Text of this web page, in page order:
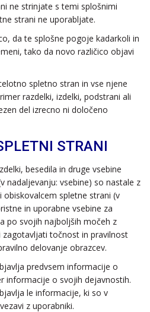
ne strinjate s temi splošnimi
strani ne uporabljate.
da te splošne pogoje kadarkoli in
tako da novo različico objavi
spletno stran in vse njene
razdelki, izdelki, podstrani ali
del izrecno ni določeno
STRANI
besedila in druge vsebine
nadaljevanju: vsebine) so nastale z
spletne strani (v
in uporabne vsebine za
po svojih najboljših močeh z
točnost in pravilnost
delovanje obrazcev.
predvsem informacije o
informacije o svojih dejavnostih.
le informacije, ki so v
z uporabniki.